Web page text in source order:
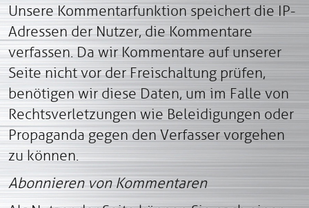
Unsere Kommentarfunktion speichert die IP-
Adressen der Nutzer, die Kommentare
verfassen. Da wir Kommentare auf unserer
Seite nicht vor der Freischaltung prüfen,
benötigen wir diese Daten, um im Falle von
Rechtsverletzungen wie Beleidigungen oder
Propaganda gegen den Verfasser vorgehen
zu können.
Abonnieren von Kommentaren